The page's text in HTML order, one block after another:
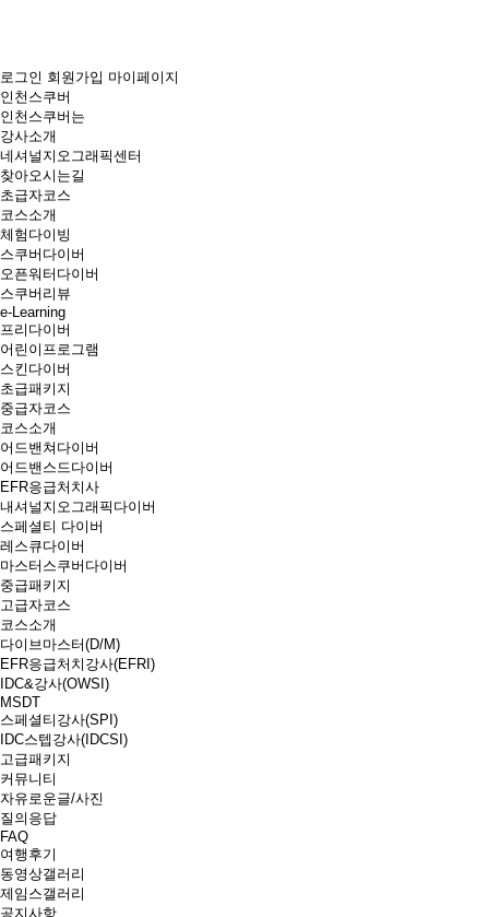
로그인 회원가입 마이페이지
인천스쿠버
인천스쿠버는
강사소개
네셔널지오그래픽센터
찾아오시는길
초급자코스
코스소개
체험다이빙
스쿠버다이버
오픈워터다이버
스쿠버리뷰
e-Learning
프리다이버
어린이프로그램
스킨다이버
초급패키지
중급자코스
코스소개
어드밴쳐다이버
어드밴스드다이버
EFR응급처치사
내셔널지오그래픽다이버
스페셜티 다이버
레스큐다이버
마스터스쿠버다이버
중급패키지
고급자코스
코스소개
다이브마스터(D/M)
EFR응급처치강사(EFRI)
IDC&강사(OWSI)
MSDT
스페셜티강사(SPI)
IDC스텝강사(IDCSI)
고급패키지
커뮤니티
자유로운글/사진
질의응답
FAQ
여행후기
동영상갤러리
제임스갤러리
공지사항